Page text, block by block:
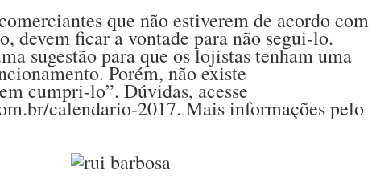
que não estiverem de acordo com
devem ficar a vontade para não segui-lo.
sugestão para que os lojistas tenham uma
Porém, não existe
cumpri-lo”. Dúvidas, acesse
calendario-2017. Mais informações pelo